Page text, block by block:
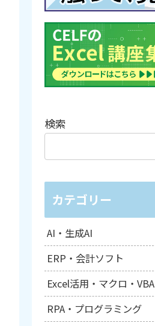
検索
カテゴリー
AI・生成AI
ERP・会計ソフト
Excel活用・マクロ・VBA
RPA・プログラミング